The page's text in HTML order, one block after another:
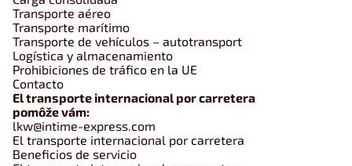
Transporte aéreo
Transporte marítimo
Transporte de vehículos – autotransport
Logística y almacenamiento
Prohibiciones de tráfico en la UE
Contacto
El transporte internacional por carretera
pomôže vám:
lkw@intime-express.com
El transporte internacional por carretera
Beneficios de servicio